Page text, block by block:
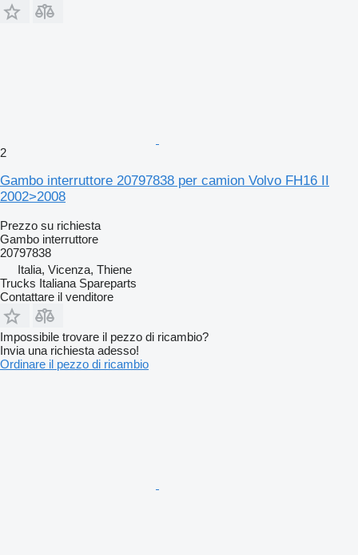
2
Gambo interruttore 20797838 per camion Volvo FH16 II
2002>2008
Prezzo su richiesta
Gambo interruttore
20797838
Italia, Vicenza, Thiene
Trucks Italiana Spareparts
Contattare il venditore
Impossibile trovare il pezzo di ricambio?
Invia una richiesta adesso!
Ordinare il pezzo di ricambio